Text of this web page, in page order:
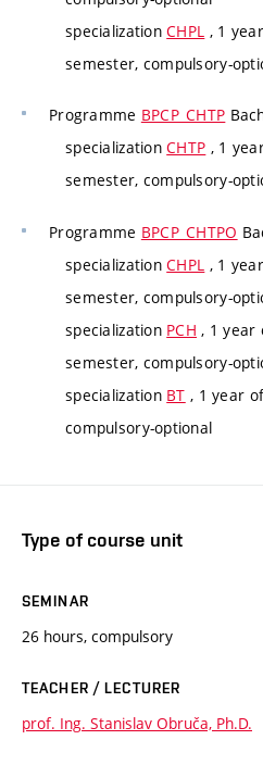
specializationCHPL , 1
semester, compulsory-
Programme BPCP_CHTP
specializationCHTP , 1
semester, compulsory-
Programme BPCP_CHTPO
specializationCHPL , 1
semester, compulsory-
specialization PCH , 1 year
semester, compulsory-
specialization BT , 1 year
compulsory-optional
Type of course unit
SEMINAR
26 hours, compulsory
TEACHER / LECTURER
prof. Ing. Stanislav Obruča, Ph.D.